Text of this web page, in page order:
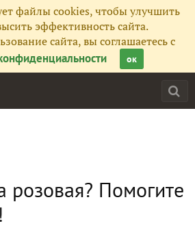
файлы cookies, чтобы улучшить
эффективность сайта.
сайта, вы соглашаетесь с
ок
розовая? Помогите